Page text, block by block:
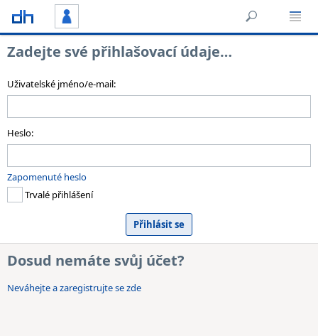
Zadejte své přihlašovací údaje…
Uživatelské jméno/e-mail:
Heslo:
Zapomenuté heslo
Trvalé přihlášení
Dosud nemáte svůj účet?
Neváhejte a zaregistrujte se zde